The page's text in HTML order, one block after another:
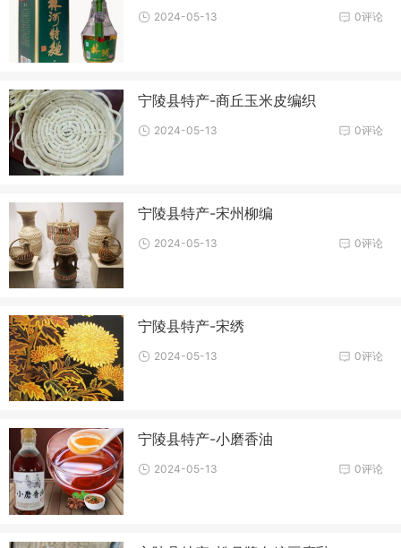
0评论
2024-05-13
宁陵县特产-商丘玉米皮编织
0评论
2024-05-13
宁陵县特产-宋州柳编
0评论
2024-05-13
宁陵县特产-宋绣
0评论
2024-05-13
宁陵县特产-小磨香油
0评论
2024-05-13